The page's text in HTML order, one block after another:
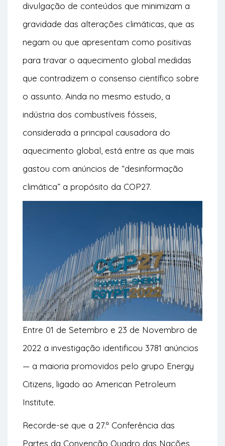
divulgação de conteúdos que minimizam a
gravidade das alterações climáticas, que as
negam ou que apresentam como positivas
para travar o aquecimento global medidas
que contradizem o consenso científico sobre
o assunto. Ainda no mesmo estudo, a
indústria dos combustíveis fósseis,
considerada a principal causadora do
aquecimento global, está entre as que mais
gastou com anúncios de “desinformação
climática” a propósito da COP27.
Entre 01 de Setembro e 23 de Novembro de
2022 a investigação identificou 3781 anúncios
— a maioria promovidos pelo grupo Energy
Citizens, ligado ao American Petroleum
Institute.
Recorde-se que a 27.ª Conferência das
Partes da Convenção Quadro das Nações